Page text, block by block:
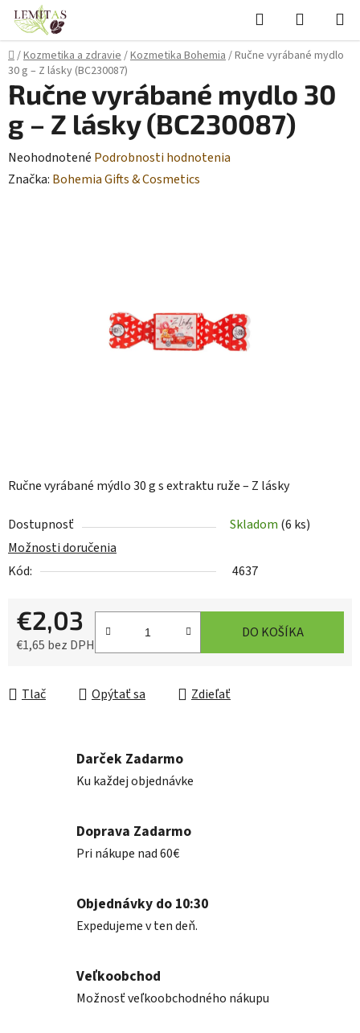
Prejsť
obsah
Hľadať
KOŠÍK
Domov
/Kozmetika a zdravie/Kozmetika Bohemia/Ručne vyrábané mydlo
30 g – Z lásky (BC230087)
Ručne vyrábané mýdlo 30 g s extraktu ruže – Z lásky
Dostupnosť Skladom (6 ks)
Možnosti doručenia
Kód:
4637
€2,03
€1,65 bez DPH
DO KOŠÍKA
Tlač Opýtať sa Zdieľať
Ručne vyrábané mydlo 30
g – Z lásky (BC230087)
Priemerné
hodnotenie
Neohodnotené Podrobnosti hodnotenia
Značka: Bohemia Gifts & Cosmetics
Darček Zadarmo
Ku každej objednávke
Doprava Zadarmo
Pri nákupe nad 60€
Objednávky do 10:30
Expedujeme v ten deň.
Veľkoobchod
Možnosť veľkoobchodného nákupu